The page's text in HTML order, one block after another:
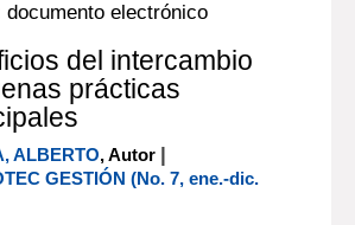
documento electrónico
del intercambio
prácticas
ALBERTO, Autor |
GESTIÓN (No. 7, ene.-dic.